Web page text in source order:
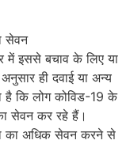
सेवन
में इससे बचाव के लिए या
ही दवाई या अन्य
है कि लोग कोविड-19 के
सेवन कर रहे हैं।
का अधिक सेवन करने से